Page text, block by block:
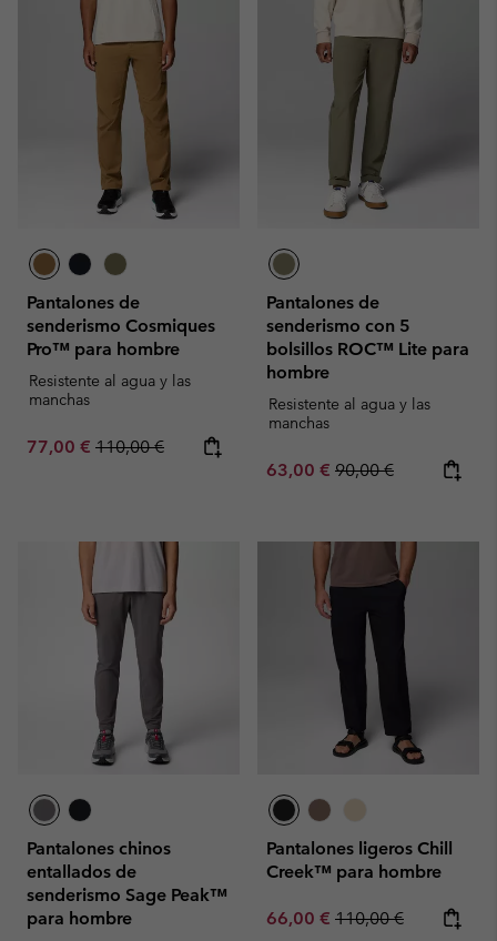
Pantalones de
senderismo Cosmiques
Pro™ para hombre
Resistente al agua y las
manchas
Sale price:
77,00 € Regular price:
110,00 €
Pantalones de
senderismo con 5
bolsillos ROC™ Lite para
hombre
Resistente al agua y las
manchas
Sale price:
63,00 € Regular price:
90,00 €
Pantalones chinos
entallados de
senderismo Sage Peak™
para hombre
Pantalones ligeros Chill
Creek™ para hombre
Sale price:
66,00 € Regular price:
110,00 €